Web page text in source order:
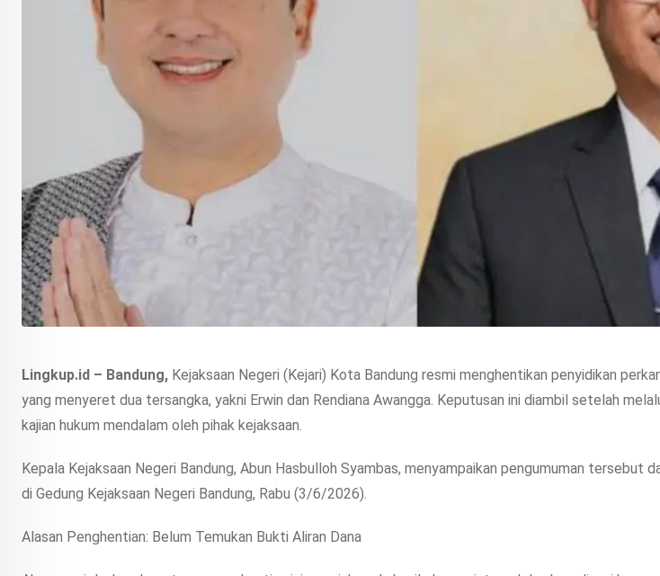
Lingkup.id – Bandung, Kejaksaan Negeri (Kejari) Kota Bandung resmi menghentikan penyidikan
yang menyeret dua tersangka, yakni Erwin dan Rendiana Awangga. Keputusan ini diambil setelah
kajian hukum mendalam oleh pihak kejaksaan.
Kepala Kejaksaan Negeri Bandung, Abun Hasbulloh Syambas, menyampaikan pengumuman tersebut
di Gedung Kejaksaan Negeri Bandung, Rabu (3/6/2026).
Alasan Penghentian: Belum Temukan Bukti Aliran Dana